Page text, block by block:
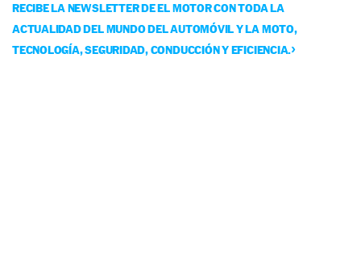
RECIBE LA NEWSLETTER DE EL MOTOR CON TODA LA
ACTUALIDAD DEL MUNDO DEL AUTOMÓVIL Y LA MOTO,
TECNOLOGÍA, SEGURIDAD, CONDUCCIÓN Y EFICIENCIA.